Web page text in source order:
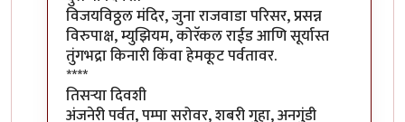
विजयविठ्ठल मंदिर, जुना राजवाडा परिसर, प्रसन्न
विरुपाक्ष, म्युझियम, कोरॅकल राईड आणि सूर्यास्त
तुंगभद्रा किनारी किंवा हेमकूट पर्वतावर.
****
तिसऱ्या दिवशी
अंजनेरी पर्वत, पम्पा सरोवर, शबरी गुहा, अनगुंडी